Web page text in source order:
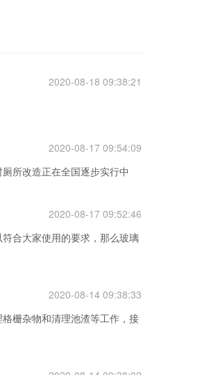
2020-08-18 09:38:21
2020-08-17 09:54:09
所改造正在全国逐步实行中
2020-08-17 09:52:46
合大家使用的要求，那么玻璃
2020-08-14 09:38:33
栅杂物和清理池渣等工作，接